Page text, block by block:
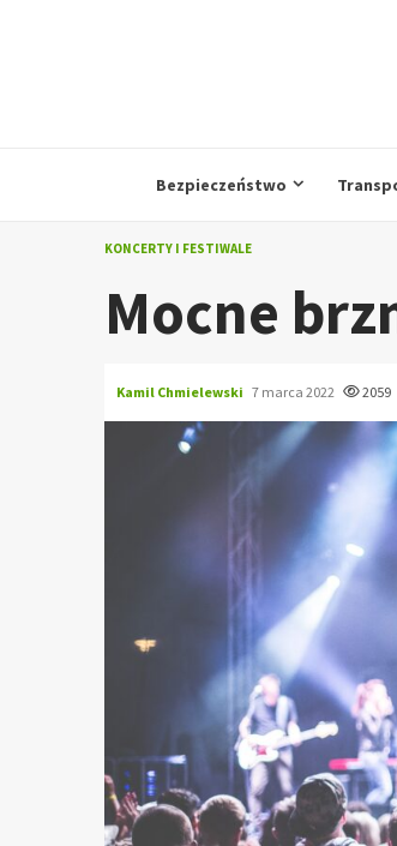
Bezpieczeństwo
KONCERTY I FESTIWALE
Mocne
Kamil Chmielewski 7 marca 2022 2059